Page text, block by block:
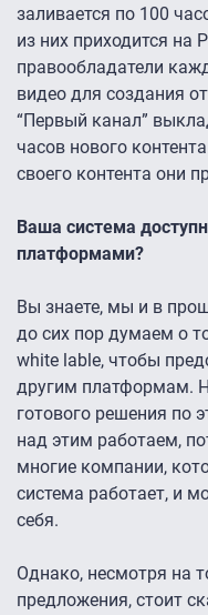
заливается по 100
из них приходится на
правообладатели
видео для создания
“Первый канал”
часов нового
своего контента они
Ваша система
платформами?
Вы знаете, мы и в
до сих пор думаем о
white lable, чтобы
другим платформам.
готового решения по
над этим работаем,
многие компании,
система работает, и
себя.
Однако, несмотря на
предложения, стоит